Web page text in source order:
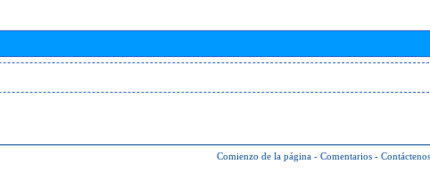
Comienzo de la página - Comentarios - Contáctenos